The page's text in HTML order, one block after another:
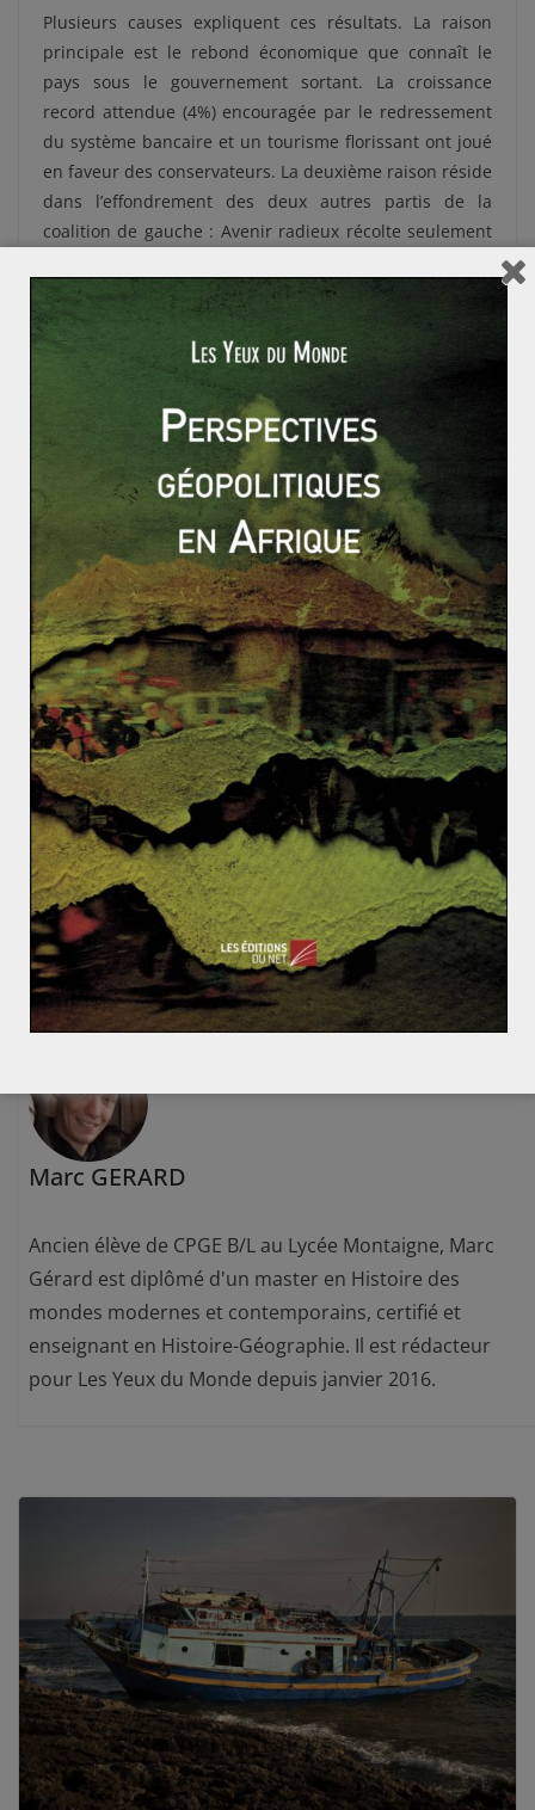
Plusieurs causes expliquent ces résultats. La raison
principale est le rebond économique que connaît le
pays sous le gouvernement sortant. La croissance
record attendue (4%) encouragée par le redressement
du système bancaire et un tourisme florissant ont joué
en faveur des conservateurs. La deuxième raison réside
dans l’effondrement des deux autres partis de la
coalition de gauche : Avenir radieux récolte seulement
perdent 6 sièges des 9 qu’ils détenaient jusqu’alors.
Enfin, la faible participation, notamment des jeunes, n’a
pas profité au bouleversement démocratique voulu par
Malgré tout, si la coalition de gauche est assez loin de
la majorité absolue au Parlement (27 sièges), les deux
partis traditionnels alliés de droite (29 sièges)
n’atteignent pas non plus les 32 élus nécessaires pour
gouverner. L’avenir de ce nouveau Parlement, très
éclaté, est soumis à des alliances hypothétiques avec le
septième parti des élections, parti créé par une frange
pro-européenne de la droite islandaise traditionnelle,
détenant 7 sièges. Le rattachement de cette force
politique avec la droite conservatrice paraissant
impossible, une (très large) coalition de cinq partis
allant des Pirates au centre-droit n’est pas à exclure.
Municipales au Chili : tout le monde gagne, sauf la dé
mocratie
Election présidentielle en Moldavie : vers un renouv
eau démocratique?
Marc GERARD
Ancien élève de CPGE B/L au Lycée Montaigne, Marc
Gérard est diplômé d'un master en Histoire des
mondes modernes et contemporains, certifié et
enseignant en Histoire-Géographie. Il est rédacteur
pour Les Yeux du Monde depuis janvier 2016.